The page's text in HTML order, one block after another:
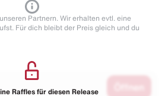
Partnern. Wir erhalten evtl. eine
Für dich bleibt der Preis gleich und du
Raffles für diesen Release